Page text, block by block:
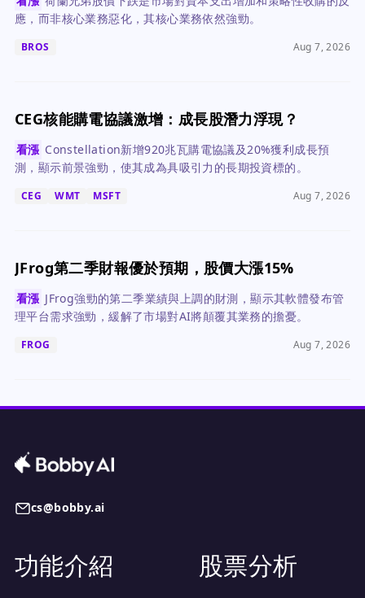
應，而非核心業務惡化，其核心業務依然強勁。
BROS Aug 7, 2026
CEG核能購電協議激增：成長股潛力浮現？
看漲 Constellation新增920兆瓦購電協議及20%獲利成長預
測，顯示前景強勁，使其成為具吸引力的長期投資標的。
CEG WMT MSFT Aug 7, 2026
JFrog第二季財報優於預期，股價大漲15%
看漲 JFrog強勁的第二季業績與上調的財測，顯示其軟體發布管
理平台需求強勁，緩解了市場對AI將顛覆其業務的擔憂。
FROG Aug 7, 2026
cs@bobby.ai
功能介紹 股票分析